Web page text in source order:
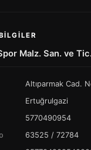
Malz. San. ve
Altıparmak Cad.
Ertuğrulgazi
5770490954
63525 / 72784